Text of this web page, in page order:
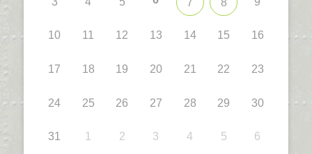
10 11 12 13 14 15 16
17 18 19 20 21 22 23
24 25 26 27 28 29 30
31 1 2 3 4 5 6